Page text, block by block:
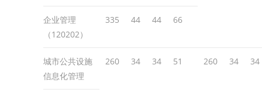
企业管理
（120202）
335 44 44 66
城市公共设施
信息化管理
260 34 34 51 260 34 34